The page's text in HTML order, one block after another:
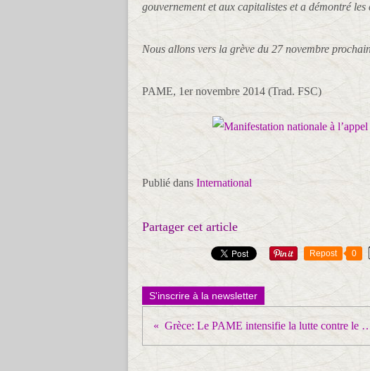
gouvernement et aux capitalistes et a démontré
Nous allons vers la grève du 27 novembre
PAME, 1er novembre 2014 (Trad. FSC)
Publié dans International
Partager cet article
Repost 0
S'inscrire à la newsletter
Grèce: Le PAME intensifie la